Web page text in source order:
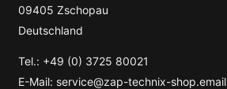
09405 Zschopau
Deutschland
Tel.: +49 (0) 3725 80021
E-Mail: service@zap-technix-shop.email